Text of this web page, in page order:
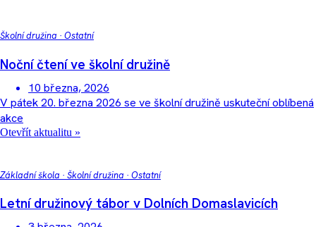
Školní družina · Ostatní
Noční čtení ve školní družině
10 března, 2026
V pátek 20. března 2026 se ve školní družině uskuteční oblíbená
akce
Otevřít aktualitu »
Základní škola · Školní družina · Ostatní
Letní družinový tábor v Dolních Domaslavicích